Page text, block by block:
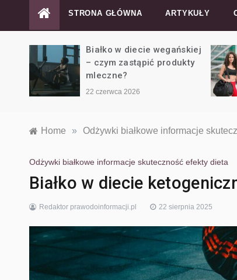
STRONA GŁÓWNA ARTYKUŁY
Białko w diecie na masę –
jakie wybrać i w jakiej
ilości?
22 maja 2026
Home » Odżywki białkowe informacje
Odżywki białkowe informacje skuteczność efekty dieta
Białko w diecie
Redaktor prawodoinformacji.pl 22 sierpnia 2025